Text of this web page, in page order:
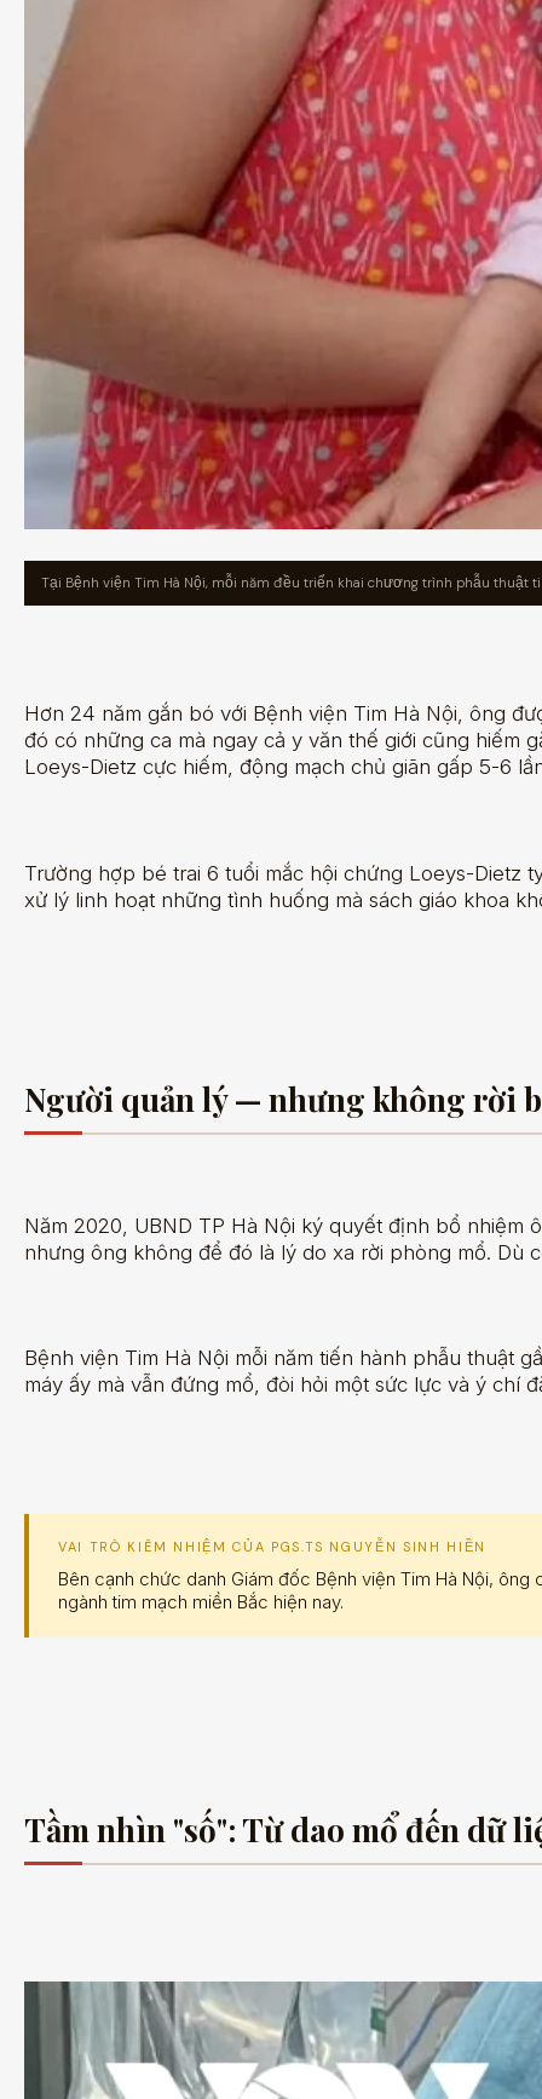
Tại Bệnh viện Tim Hà Nội, mỗi năm đều triển khai chương trình phẫu
Hơn 24 năm gắn bó với Bệnh viện Tim Hà Nội, ông
đó có những ca mà ngay cả y văn thế giới cũng hiếm
Loeys-Dietz cực hiếm, động mạch chủ giãn gấp 5-6
Trường hợp bé trai 6 tuổi mắc hội chứng Loeys-Dietz
xử lý linh hoạt những tình huống mà sách giáo khoa
Người quản lý — nhưng không rời
Năm 2020, UBND TP Hà Nội ký quyết định bổ
nhưng ông không để đó là lý do xa rời phòng mổ. Dù
Bệnh viện Tim Hà Nội mỗi năm tiến hành phẫu thuật
máy ấy mà vẫn đứng mổ, đòi hỏi một sức lực và ý chí
VAI TRÒ KIÊM NHIỆM CỦA PGS.TS NGUYỄN SINH HIỀN
Bên cạnh chức danh Giám đốc Bệnh viện Tim Hà Nội,
ngành tim mạch miền Bắc hiện nay.
Tầm nhìn "số": Từ dao mổ đến dữ